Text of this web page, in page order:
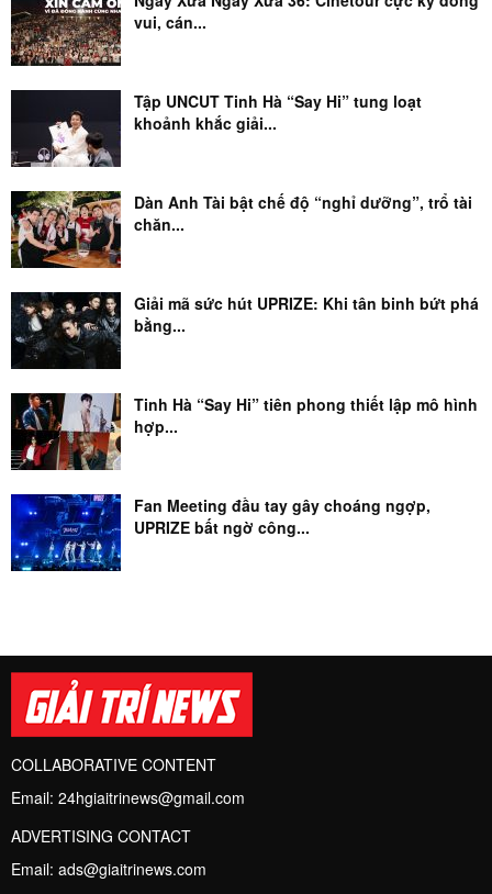
vui, cán...
Tập UNCUT Tinh Hà “Say Hi” tung loạt
khoảnh khắc giải...
Dàn Anh Tài bật chế độ “nghỉ dưỡng”, trổ tài
chăn...
Giải mã sức hút UPRIZE: Khi tân binh bứt phá
bằng...
Tinh Hà “Say Hi” tiên phong thiết lập mô hình
hợp...
Fan Meeting đầu tay gây choáng ngợp,
UPRIZE bất ngờ công...
COLLABORATIVE CONTENT
Email: 24hgiaitrinews@gmail.com
ADVERTISING CONTACT
Email: ads@giaitrinews.com